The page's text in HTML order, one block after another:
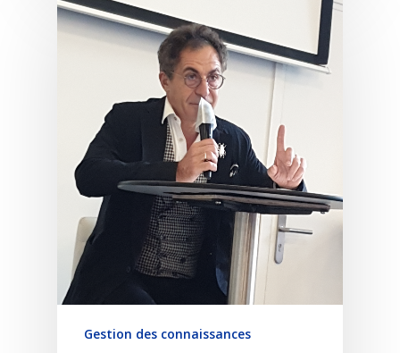
Gestion des connaissances